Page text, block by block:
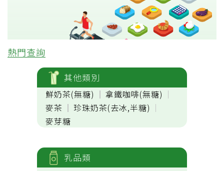
熱門查詢
其他類別
鮮奶茶(無糖)
拿鐵咖啡(無糖)
麥茶
珍珠奶茶(去冰,半糖)
麥芽糖
乳品類